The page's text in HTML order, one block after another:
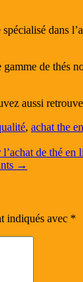
dans
gamme de thés
aussi
, achat the
de thé en
→
indiqués avec *